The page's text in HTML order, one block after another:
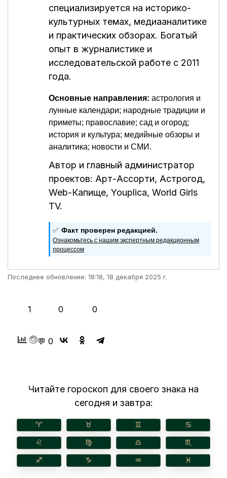
специализируется на историко-
культурных темах, медиааналитике
и практических обзорах. Богатый
опыт в журналистике и
исследовательской работе с 2011
года.
Основные направления: астрология и
лунные календари; народные традиции и
приметы; православие; сад и огород;
история и культура; медийные обзоры и
аналитика; новости и СМИ.
Автор и главный администратор
проектов: Арт-Ассорти, Астрогод,
Web-Капище, Youplica, World Girls
TV.
✅ Факт проверен редакцией.
Ознакомьтесь с нашим экспертным редакционным
процессом
Последнее обновление: 18:18, 18 декабря 2025 г.
1 0 0
💬 0
Читайте гороскоп для своего знака на
сегодня и завтра:
♈︎ ♉︎ ♊︎ ♋︎
♌︎ ♍︎ ♎︎ ♏︎
♐︎ ♑︎ ♒︎ ♓︎